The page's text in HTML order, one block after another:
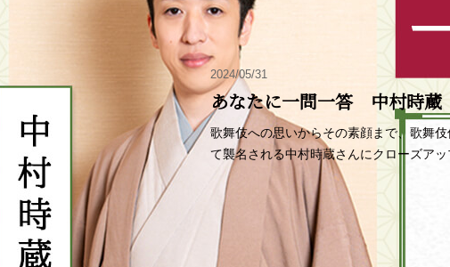
2024/05/31
あなたに一問一答 中村時蔵
歌舞伎への思いからその素顔まで、歌舞
て襲名される中村時蔵さんにクローズア